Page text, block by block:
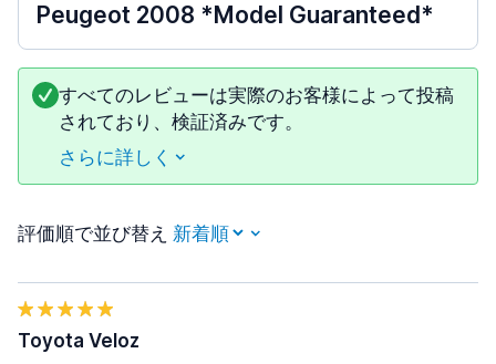
Peugeot 2008 *Model Guaranteed*
すべてのレビューは実際のお客様によって投稿
されており、検証済みです。
さらに詳しく
評価順で並び替え
Toyota Veloz